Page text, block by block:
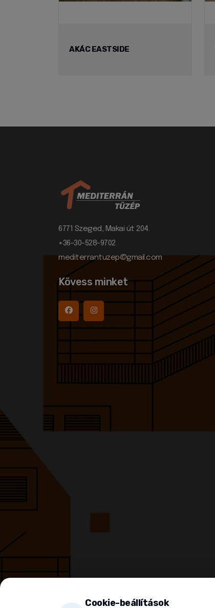
AKÁC EASTSIDE
6771 Szeged, Makai út 204.
+36-30-528-9702
mediterrantuzep@gmail.com
Kövess minket
Cookie-beállítások